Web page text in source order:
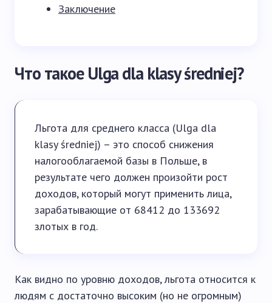
Заключение
Что такое Ulga dla klasy średniej?
Льгота для среднего класса (Ulga dla
klasy średniej) – это способ снижения
налогооблагаемой базы в Польше, в
результате чего должен произойти рост
доходов, который могут применить лица,
зарабатывающие от 68412 до 133692
злотых в год.
Как видно по уровню доходов, льгота относится к
людям с достаточно высоким (но не огромным)